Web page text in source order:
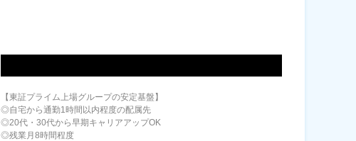
【東証プライム上場グループの安定基盤】
◎自宅から通勤1時間以内程度の配属先
◎20代・30代から早期キャリアアップOK
◎残業月8時間程度